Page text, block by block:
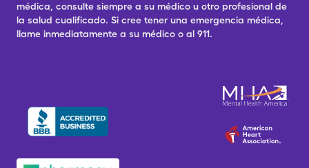
médica, consulte siempre a su médico u otro profesional de
la salud cualificado. Si cree tener una emergencia médica,
llame inmediatamente a su médico o al 911.